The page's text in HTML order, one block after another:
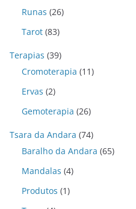
Runas (26)
Tarot (83)
Terapias (39)
Cromoterapia (11)
Ervas (2)
Gemoterapia (26)
Tsara da Andara (74)
Baralho da Andara (65)
Mandalas (4)
Produtos (1)